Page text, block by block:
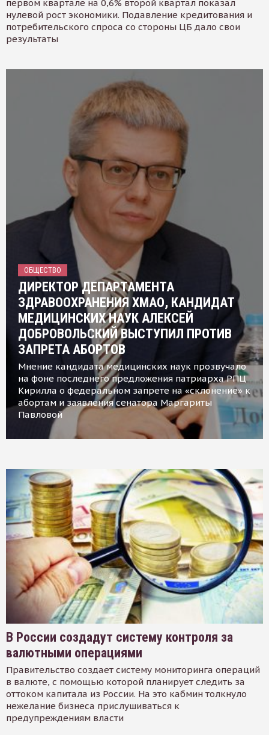
первом квартале на 0,6% второй квартал показал
нулевой рост экономики. Подавление кредитования и
потребительского спроса со стороны ЦБ дало свои
результаты
ОБЩЕСТВО
ДИРЕКТОР ДЕПАРТАМЕНТА
ЗДРАВООХРАНЕНИЯ ХМАО, КАНДИДАТ
МЕДИЦИНСКИХ НАУК АЛЕКСЕЙ
ДОБРОВОЛЬСКИЙ ВЫСТУПИЛ ПРОТИВ
ЗАПРЕТА АБОРТОВ
Мнение кандидата медицинских наук прозвучало
на фоне последнего предложения патриарха РПЦ
Кирилла о федеральном запрете на «склонение» к
абортам и заявления сенатора Маргариты
Павловой
В России создадут систему контроля за
валютными операциями
Правительство создает систему мониторинга операций
в валюте, с помощью которой планирует следить за
оттоком капитала из России. На это кабмин толкнуло
нежелание бизнеса прислушиваться к
предупреждениям власти